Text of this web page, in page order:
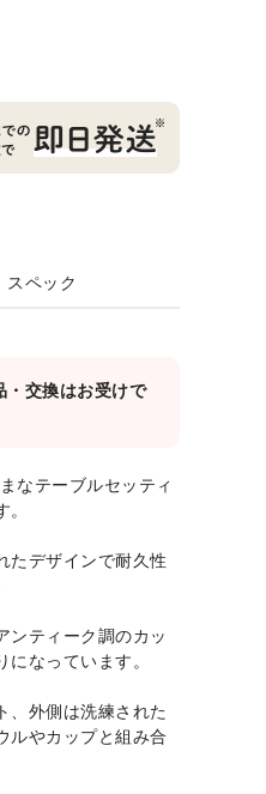
スペック
・交換はお受けで
なテーブルセッティ
たデザインで耐久性
ンティーク調のカッ
なっています。
、外側は洗練された
ルやカップと組み合